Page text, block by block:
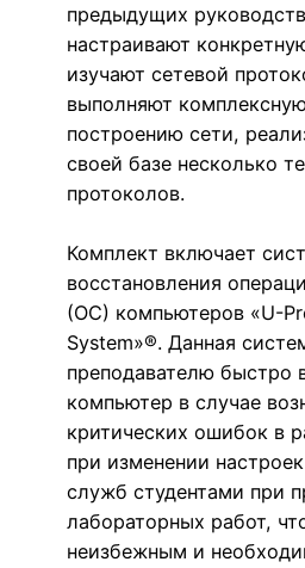
предыдущих
настраивают
изучают сетевой
выполняют
построению сети,
своей базе несколько
протоколов.
Комплект включает
восстановления
(ОС) компьютеров «U-
System»®. Данная
преподавателю быстро
компьютер в случае
критических ошибок в
при изменении
служб студентами при
лабораторных работ,
неизбежным и